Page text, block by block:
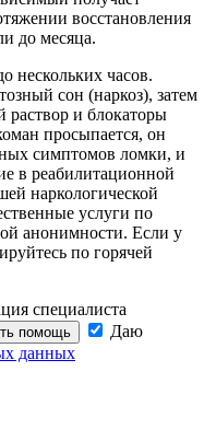
восстановления
до месяца.
нескольких часов.
сон (наркоз), затем
раствор и блокаторы
просыпается, он
симптомов ломки, и
в реабилитационной
наркологической
услуги по
анонимности. Если у
по горячей
специалиста
помощь
Даю
данных